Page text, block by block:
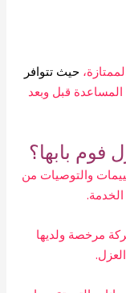
حيث تتوافر
قبل وبعد
بابها؟
والتوصيات من
مرخصة ولديها